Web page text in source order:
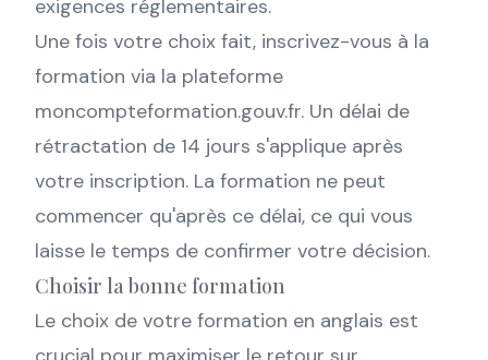
exigences réglementaires.
Une fois votre choix fait, inscrivez-vous à la
formation via la plateforme
moncompteformation.gouv.fr. Un délai de
rétractation de 14 jours s'applique après
votre inscription. La formation ne peut
commencer qu'après ce délai, ce qui vous
laisse le temps de confirmer votre décision.
Choisir la bonne formation
Le choix de votre formation en anglais est